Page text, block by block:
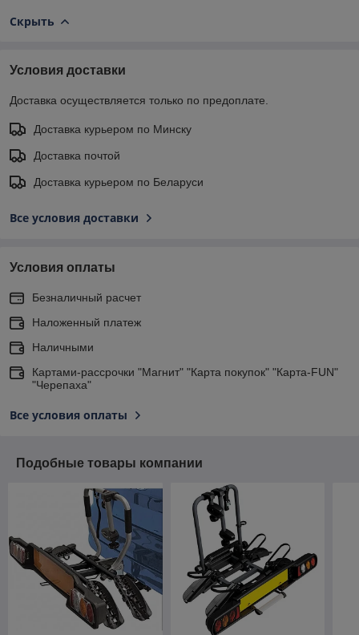
Скрыть
Условия доставки
Доставка осуществляется только по предоплате.
Доставка курьером по Минску
Доставка почтой
Доставка курьером по Беларуси
Все условия доставки
Условия оплаты
Безналичный расчет
Наложенный платеж
Наличными
Картами-рассрочки "Магнит" "Карта покупок" "Карта-FUN"
"Черепаха"
Все условия оплаты
Подобные товары компании